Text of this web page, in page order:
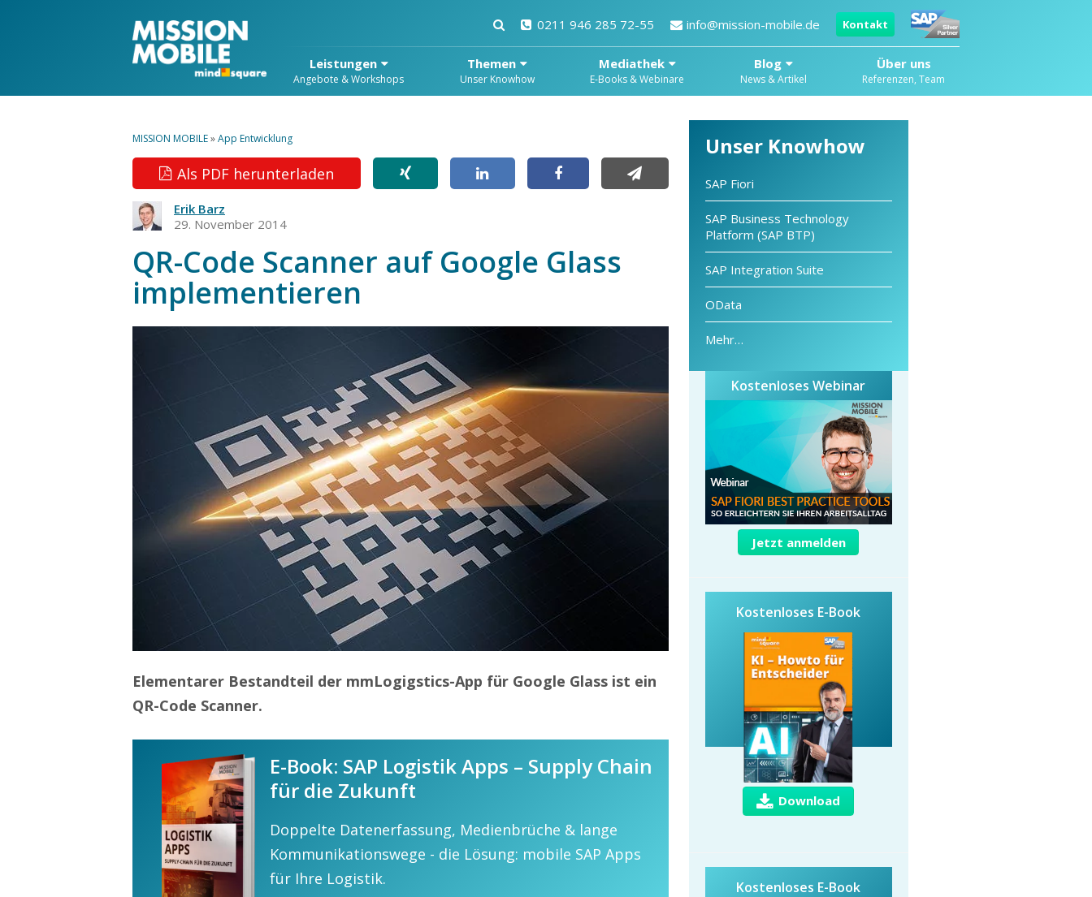
0211 946 285 72-55 info@mission-mobile.de Kontakt
Leistungen
Angebote & Workshops
Themen
Unser Knowhow
Mediathek
E-Books & Webinare
Blog
News & Artikel
Über uns
Referenzen, Team
MISSION MOBILE»App Entwicklung
Als PDF herunterladen
Erik Barz
29. November 2014
QR-Code Scanner auf Google Glass
implementieren
Elementarer Bestandteil der mmLogigstics-App für Google Glass ist ein
QR-Code Scanner.
E-Book: SAP Logistik Apps – Supply Chain
für die Zukunft
Doppelte Datenerfassung, Medienbrüche & lange
Kommunikationswege - die Lösung: mobile SAP Apps
für Ihre Logistik.
Unser Knowhow
SAP Fiori
SAP Business Technology
Platform (SAP BTP)
SAP Integration Suite
OData
Mehr…
Kostenloses Webinar
Jetzt anmelden
Kostenloses E-Book
Download
Kostenloses E-Book